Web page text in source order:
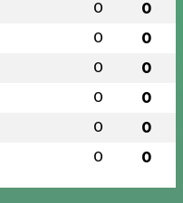
0 0
0 0
0 0
0 0
0 0
0 0